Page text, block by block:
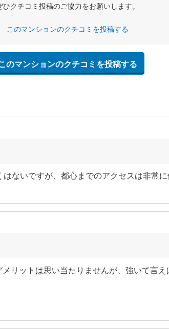
ひクチコミ投稿のご協力をお願いします。
このマンションのクチコミを投稿する
のマンションのクチコミを投稿する
ないですが、都心までのアクセスは非常に
リットは思い当たりませんが、強いて言